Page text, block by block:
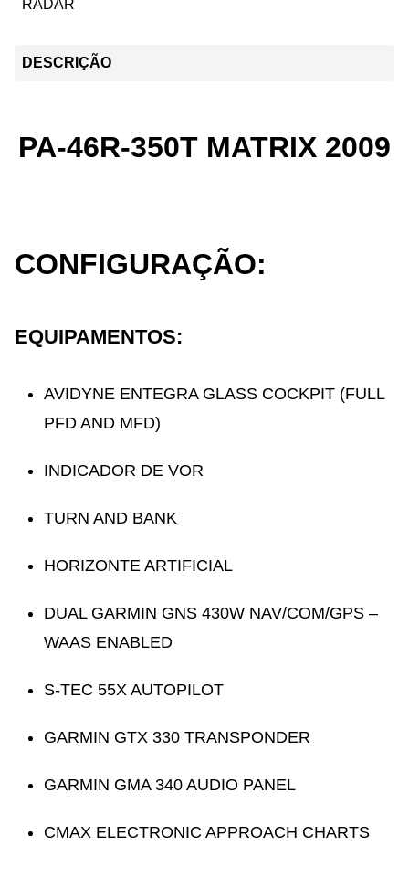
RADAR
DESCRIÇÃO
PA-46R-350T MATRIX 2009
CONFIGURAÇÃO:
EQUIPAMENTOS:
AVIDYNE ENTEGRA GLASS COCKPIT (FULL
PFD AND MFD)
INDICADOR DE VOR
TURN AND BANK
HORIZONTE ARTIFICIAL
DUAL GARMIN GNS 430W NAV/COM/GPS –
WAAS ENABLED
S-TEC 55X AUTOPILOT
GARMIN GTX 330 TRANSPONDER
GARMIN GMA 340 AUDIO PANEL
CMAX ELECTRONIC APPROACH CHARTS